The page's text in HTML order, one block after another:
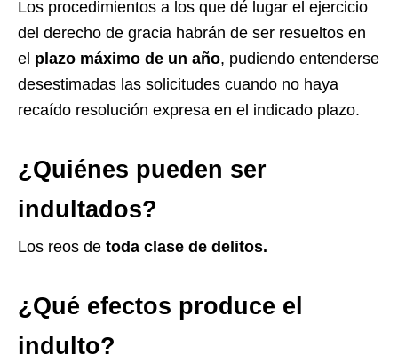
Los procedimientos a los que dé lugar el ejercicio
del derecho de gracia habrán de ser resueltos en
el plazo máximo de un año, pudiendo entenderse
desestimadas las solicitudes cuando no haya
recaído resolución expresa en el indicado plazo.
¿Quiénes pueden ser
indultados?
Los reos de toda clase de delitos.
¿Qué efectos produce el
indulto?